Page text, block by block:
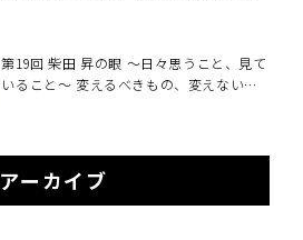
第19回 柴田 昇の眼 ～日々思うこと、見て
いること～ 変えるべきもの、変えないも
アーカイブ